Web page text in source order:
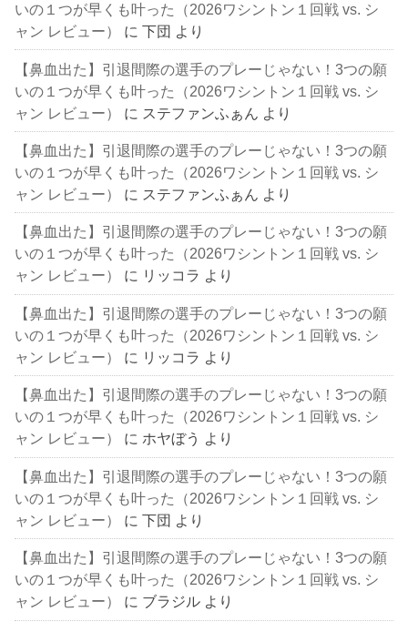
いの１つが早くも叶った（2026ワシントン１回戦 vs. シ
ャン レビュー）
に下団 より
【鼻血出た】引退間際の選手のプレーじゃない！3つの願
いの１つが早くも叶った（2026ワシントン１回戦 vs. シ
ャン レビュー）
に ステファンふぁん より
【鼻血出た】引退間際の選手のプレーじゃない！3つの願
いの１つが早くも叶った（2026ワシントン１回戦 vs. シ
ャン レビュー）
に ステファンふぁん より
【鼻血出た】引退間際の選手のプレーじゃない！3つの願
いの１つが早くも叶った（2026ワシントン１回戦 vs. シ
ャン レビュー）
に リッコラ より
【鼻血出た】引退間際の選手のプレーじゃない！3つの願
いの１つが早くも叶った（2026ワシントン１回戦 vs. シ
ャン レビュー）
に リッコラ より
【鼻血出た】引退間際の選手のプレーじゃない！3つの願
いの１つが早くも叶った（2026ワシントン１回戦 vs. シ
ャン レビュー）
に ホヤぼう より
【鼻血出た】引退間際の選手のプレーじゃない！3つの願
いの１つが早くも叶った（2026ワシントン１回戦 vs. シ
ャン レビュー）
に下団 より
【鼻血出た】引退間際の選手のプレーじゃない！3つの願
いの１つが早くも叶った（2026ワシントン１回戦 vs. シ
ャン レビュー）
に ブラジル より